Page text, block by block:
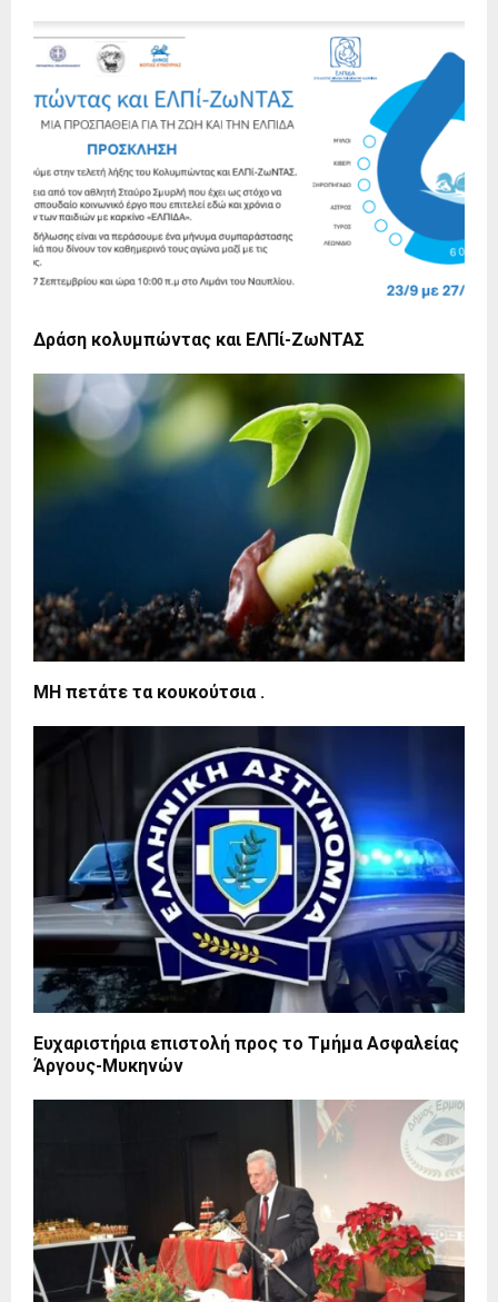
Δράση κολυμπώντας και ΕΛΠί-ΖωΝΤΑΣ
ΜΗ πετάτε τα κουκούτσια .
Ευχαριστήρια επιστολή προς το Τμήμα Ασφαλείας
Άργους-Μυκηνών